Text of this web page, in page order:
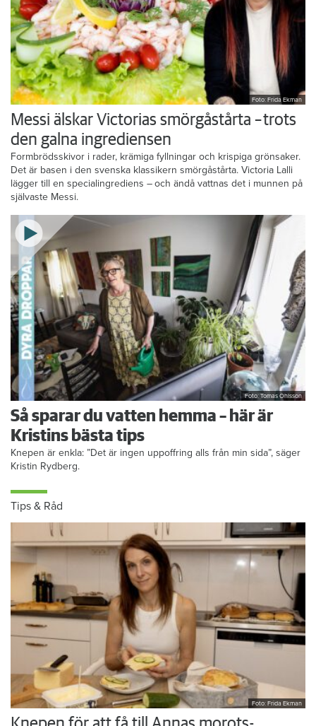
Foto: Frida Ekman
Messi älskar Victorias smörgåstårta – trots
den galna ingrediensen
Formbrödsskivor i rader, krämiga fyllningar och krispiga grönsaker.
Det är basen i den svenska klassikern smörgåstårta. Victoria Lalli
lägger till en specialingrediens – och ändå vattnas det i munnen på
självaste Messi.
Foto: Tomas Ohlsson
Så sparar du vatten hemma – här är
Kristins bästa tips
Knepen är enkla: ”Det är ingen uppoffring alls från min sida”, säger
Kristin Rydberg.
Tips & Råd
Foto: Frida Ekman